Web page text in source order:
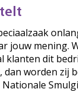
jouw mening.
klanten dit
dan worden zij